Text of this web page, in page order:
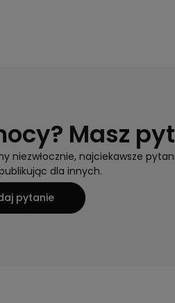
Masz
niezwłocznie, najciekawsze
dla innych.
pytanie